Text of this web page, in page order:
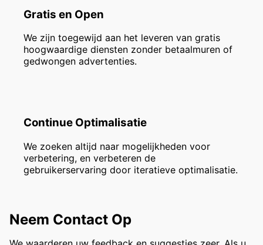
Gratis en Open
We zijn toegewijd aan het leveren van gratis
hoogwaardige diensten zonder betaalmuren of
gedwongen advertenties.
Continue Optimalisatie
We zoeken altijd naar mogelijkheden voor
verbetering, en verbeteren de
gebruikerservaring door iteratieve optimalisatie.
Neem Contact Op